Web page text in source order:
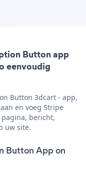
Button app
eenvoudig
Button 3dcart - app,
en voeg Stripe
bericht,
uw site.
Button App on